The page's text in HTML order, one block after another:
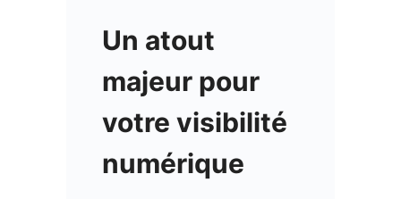
Un atout
majeur pour
votre visibilité
numérique